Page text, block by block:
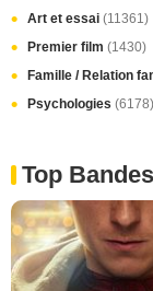
Art et essai (11361)
Premier film (1430)
Famille / Relation
Psychologies (6178)
Top